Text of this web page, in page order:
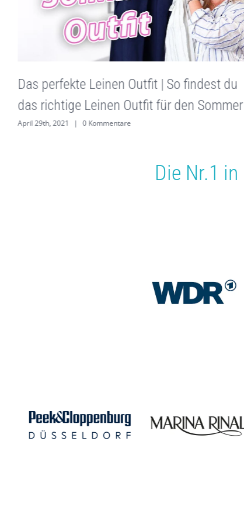
Das perfekte Leinen Outfit | So findest du
das richtige Leinen Outfit für den Sommer
April 29th, 2021 | 0 Kommentare
Die Nr.1 in